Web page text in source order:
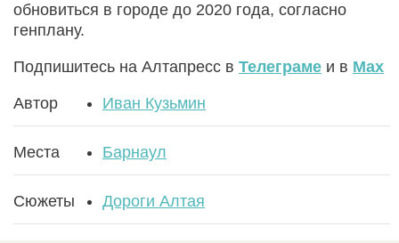
обновиться в городе до 2020 года, согласно
генплану.
Подпишитесь на Алтапресс в Телеграме и в Max
Автор Иван Кузьмин
Места Барнаул
Сюжеты Дороги Алтая